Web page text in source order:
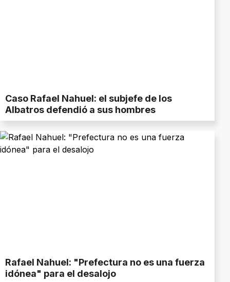
Caso Rafael Nahuel: el subjefe de los
Albatros defendió a sus hombres
Rafael Nahuel: "Prefectura no es una fuerza
idónea" para el desalojo